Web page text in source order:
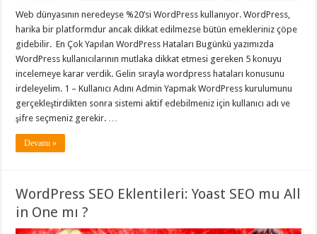
Web dünyasının neredeyse %20’si WordPress kullanıyor. WordPress,
harika bir platformdur ancak dikkat edilmezse bütün emekleriniz çöpe
gidebilir. En Çok Yapılan WordPress Hataları Bugünkü yazımızda
WordPress kullanıcılarının mutlaka dikkat etmesi gereken 5 konuyu
incelemeye karar verdik. Gelin sırayla wordpress hataları konusunu
irdeleyelim. 1 – Kullanıcı Adını Admin Yapmak WordPress kurulumunu
gerçekleştirdikten sonra sistemi aktif edebilmeniz için kullanıcı adı ve
şifre seçmeniz gerekir. …
Devamı »
WordPress SEO Eklentileri: Yoast SEO mu All
in One mı ?